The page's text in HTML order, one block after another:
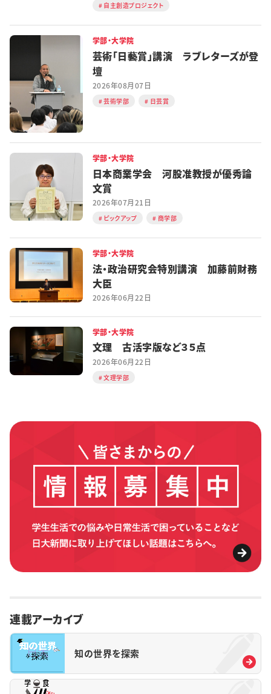
自主創造プロジェクト
学部・大学院
芸術「日藝賞」講演 ラブレターズが登
壇
2026年08月07日
芸術学部 日芸賞
学部・大学院
日本商業学会 河股准教授が優秀論
文賞
2026年07月21日
ピックアップ 商学部
学部・大学院
法・政治研究会特別講演 加藤前財務
大臣
2026年06月22日
学部・大学院
文理 古活字版など３５点
2026年06月22日
文理学部
連載アーカイブ
知の世界を探索